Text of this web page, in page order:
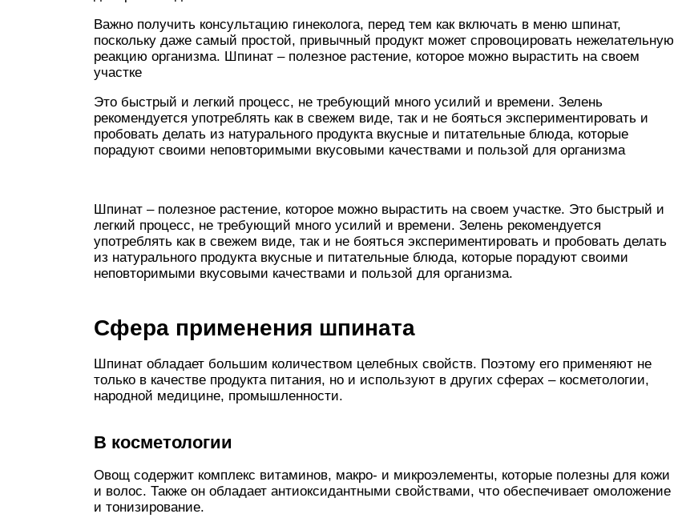
Важно получить консультацию гинеколога, перед тем как включать в меню шпинат,
поскольку даже самый простой, привычный продукт может спровоцировать нежелательную
реакцию организма. Шпинат – полезное растение, которое можно вырастить на своем
участке
Это быстрый и легкий процесс, не требующий много усилий и времени. Зелень
рекомендуется употреблять как в свежем виде, так и не бояться экспериментировать и
пробовать делать из натурального продукта вкусные и питательные блюда, которые
порадуют своими неповторимыми вкусовыми качествами и пользой для организма
Шпинат – полезное растение, которое можно вырастить на своем участке. Это быстрый и
легкий процесс, не требующий много усилий и времени. Зелень рекомендуется
употреблять как в свежем виде, так и не бояться экспериментировать и пробовать делать
из натурального продукта вкусные и питательные блюда, которые порадуют своими
неповторимыми вкусовыми качествами и пользой для организма.
Сфера применения шпината
Шпинат обладает большим количеством целебных свойств. Поэтому его применяют не
только в качестве продукта питания, но и используют в других сферах – косметологии,
народной медицине, промышленности.
В косметологии
Овощ содержит комплекс витаминов, макро- и микроэлементы, которые полезны для кожи
и волос. Также он обладает антиоксидантными свойствами, что обеспечивает омоложение
и тонизирование.